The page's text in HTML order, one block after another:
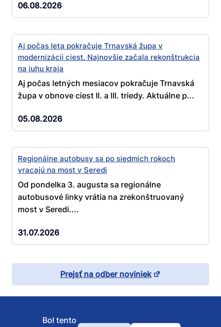
06.08.2026
Aj počas leta pokračuje Trnavská župa v
modernizácii ciest. Najnovšie začala rekonštrukcia
na juhu kraja
Aj počas letných mesiacov pokračuje Trnavská
župa v obnove ciest II. a III. triedy. Aktuálne p...
05.08.2026
Regionálne autobusy sa po siedmich rokoch
vracajú na most v Seredi
Od pondelka 3. augusta sa regionálne
autobusové linky vrátia na zrekonštruovaný
most v Seredi....
31.07.2026
Prejsť na odber noviniek
Bol tento